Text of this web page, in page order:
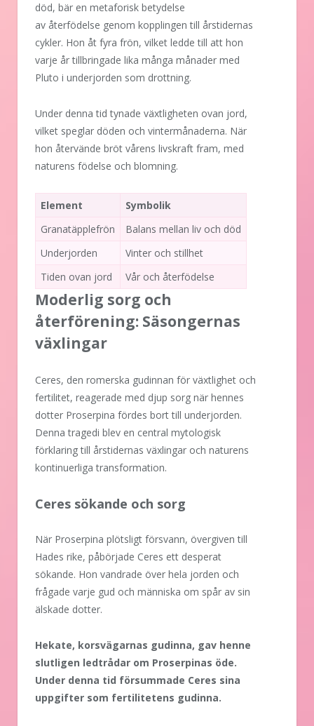
död, bär en metaforisk betydelse
av återfödelse genom kopplingen till årstidernas
cykler. Hon åt fyra frön, vilket ledde till att hon
varje år tillbringade lika många månader med
Pluto i underjorden som drottning.
Under denna tid tynade växtligheten ovan jord,
vilket speglar döden och vintermånaderna. När
hon återvände bröt vårens livskraft fram, med
naturens födelse och blomning.
Element
Symbolik
Granatäpplefrön
Balans mellan liv och död
Underjorden
Vinter och stillhet
Tiden ovan jord
Vår och återfödelse
Moderlig sorg och
återförening: Säsongernas
växlingar
Ceres, den romerska gudinnan för växtlighet och
fertilitet, reagerade med djup sorg när hennes
dotter Proserpina fördes bort till underjorden.
Denna tragedi blev en central mytologisk
förklaring till årstidernas växlingar och naturens
kontinuerliga transformation.
Ceres sökande och sorg
När Proserpina plötsligt försvann, övergiven till
Hades rike, påbörjade Ceres ett desperat
sökande. Hon vandrade över hela jorden och
frågade varje gud och människa om spår av sin
älskade dotter.
Hekate, korsvägarnas gudinna, gav henne
slutligen ledtrådar om Proserpinas öde.
Under denna tid försummade Ceres sina
uppgifter som fertilitetens gudinna.